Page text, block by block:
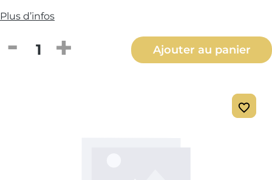
Plus d’infos
Quantité de produit : Entrez la
Ajouter au panier